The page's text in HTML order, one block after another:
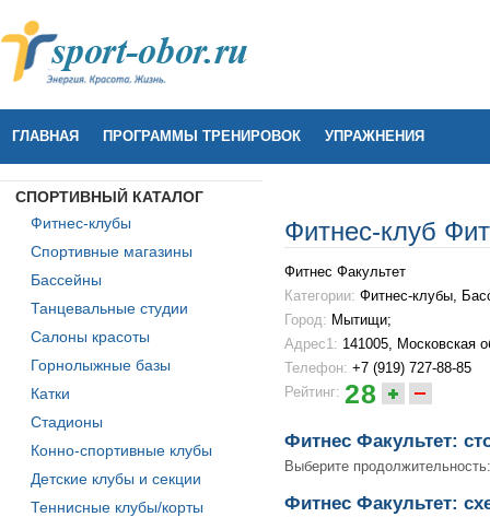
ГЛАВНАЯ ПРОГРАММЫ ТРЕНИРОВОК УПРАЖНЕНИЯ
СПОРТИВНЫЙ КАТАЛОГ
Фитнес-клубы
Спортивные магазины
Бассейны
Танцевальные студии
Салоны красоты
Горнолыжные базы
Катки
Стадионы
Конно-спортивные клубы
Детские клубы и секции
Теннисные клубы/корты
Фитнес-клуб
Фитнес Факультет
Категории: Фитнес-клубы,
Город: Мытищи;
Адрес1: 141005, Московская
Телефон: +7 (919) 727-88-85
Рейтинг: 28
Фитнес Факультет:
Выберите
Фитнес Факультет: